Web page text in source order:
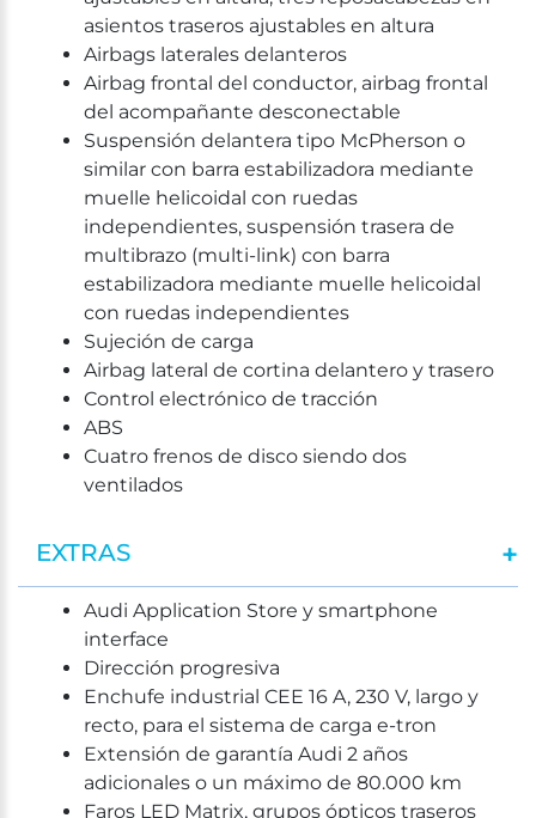
asientos traseros ajustables en altura
Airbags laterales delanteros
Airbag frontal del conductor, airbag frontal
del acompañante desconectable
Suspensión delantera tipo McPherson o
similar con barra estabilizadora mediante
muelle helicoidal con ruedas
independientes, suspensión trasera de
multibrazo (multi-link) con barra
estabilizadora mediante muelle helicoidal
con ruedas independientes
Sujeción de carga
Airbag lateral de cortina delantero y trasero
Control electrónico de tracción
ABS
Cuatro frenos de disco siendo dos
ventilados
EXTRAS
Audi Application Store y smartphone
interface
Dirección progresiva
Enchufe industrial CEE 16 A, 230 V, largo y
recto, para el sistema de carga e-tron
Extensión de garantía Audi 2 años
adicionales o un máximo de 80.000 km
Faros LED Matrix, grupos ópticos traseros